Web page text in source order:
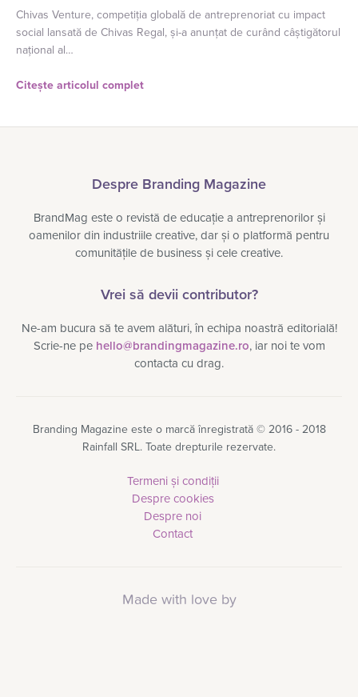
Chivas Venture, competiția globală de antreprenoriat cu impact
social lansată de Chivas Regal, și-a anunțat de curând câștigătorul
național al…
Citește articolul complet
Despre Branding Magazine
BrandMag este o revistă de educație a antreprenorilor și
oamenilor din industriile creative, dar și o platformă pentru
comunitățile de business și cele creative.
Vrei să devii contributor?
Ne-am bucura să te avem alături, în echipa noastră editorială!
Scrie-ne pe hello@brandingmagazine.ro, iar noi te vom
contacta cu drag.
Branding Magazine este o marcă înregistrată © 2016 - 2018
Rainfall SRL. Toate drepturile rezervate.
Termeni și condiții
Despre cookies
Despre noi
Contact
Made with love by